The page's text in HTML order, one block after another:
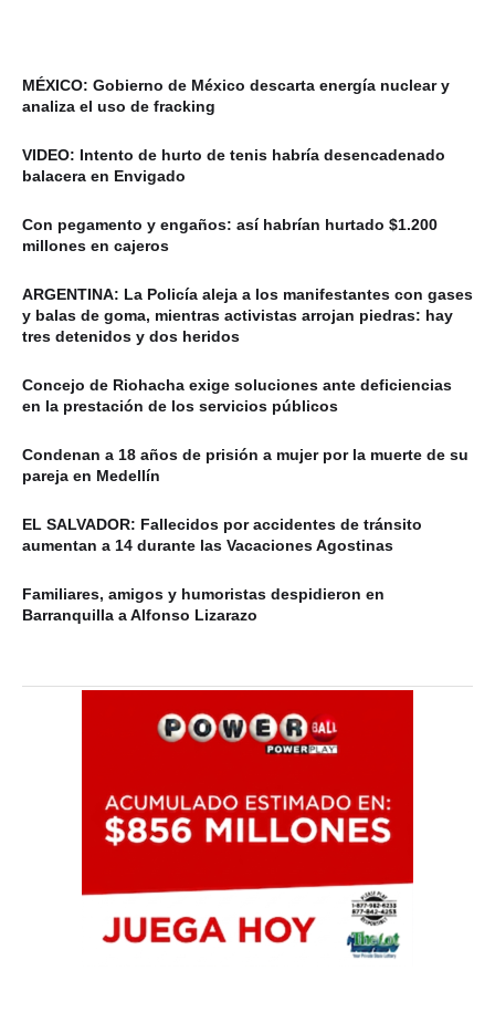
MÉXICO: Gobierno de México descarta energía nuclear y
analiza el uso de fracking
VIDEO: Intento de hurto de tenis habría desencadenado
balacera en Envigado
Con pegamento y engaños: así habrían hurtado $1.200
millones en cajeros
ARGENTINA: La Policía aleja a los manifestantes con gases
y balas de goma, mientras activistas arrojan piedras: hay
tres detenidos y dos heridos
Concejo de Riohacha exige soluciones ante deficiencias
en la prestación de los servicios públicos
Condenan a 18 años de prisión a mujer por la muerte de su
pareja en Medellín
EL SALVADOR: Fallecidos por accidentes de tránsito
aumentan a 14 durante las Vacaciones Agostinas
Familiares, amigos y humoristas despidieron en
Barranquilla a Alfonso Lizarazo